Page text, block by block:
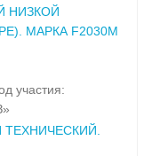
НИЗКОЙ
МАРКА F2030M
участия: